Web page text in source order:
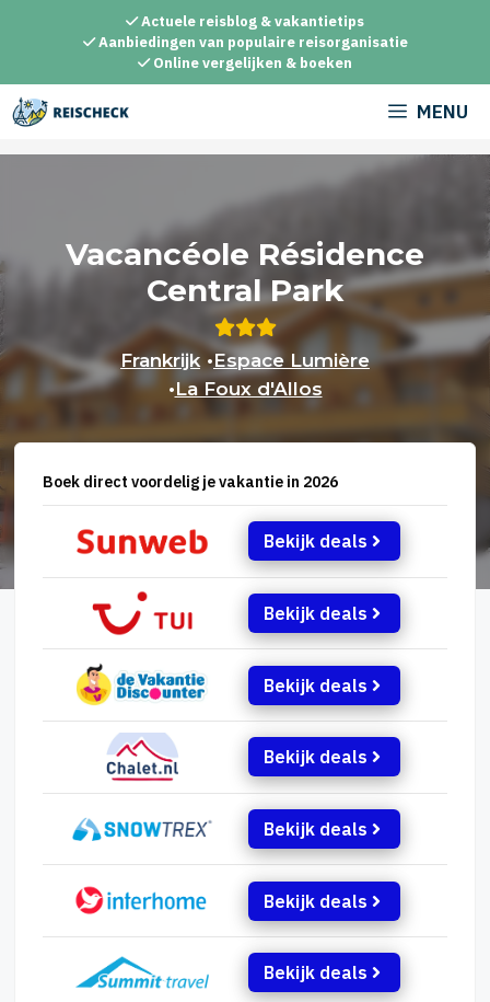
inhoud
Actuele reisblog & vakantietips
Aanbiedingen van populaire reisorganisatie
Online vergelijken & boeken
MENU
Vacancéole Résidence
Central Park
Frankrijk •Espace Lumière
•La Foux d'Allos
Boek direct voordelig je vakantie in 2026
Bekijk deals
Bekijk deals
Bekijk deals
Bekijk deals
Bekijk deals
Bekijk deals
Bekijk deals